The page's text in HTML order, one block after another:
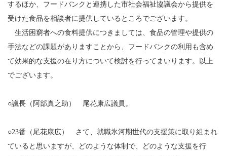
するほか、フードバンクと連携した市社会福祉協議会から提供を
受けた食品を相談者に提供しているところでございます。
生活困窮者への食料提供につきましては、食品の管理や提供の
手法などの課題がありますことから、フードバンクの利用も含め
て効果的な支援の在り方について検討を行ってまいります。以上
でございます。
○議長（阿部真之助） 尾花康広議員。
○23番（尾花康広） さて、就職氷河期世代の支援策に取り組まれ
ていると思いますが、どのような体制で、どのような支援を行